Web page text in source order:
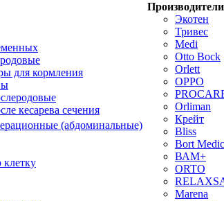
для кормления
кесарева сечения
(абдоминальные)
Производители
Экотен
Тривес
Medi
Otto Bock
Orlett
OPPO
Orliman
Крейт
Bliss
Bort
ВАМ+
ORTO
Marena